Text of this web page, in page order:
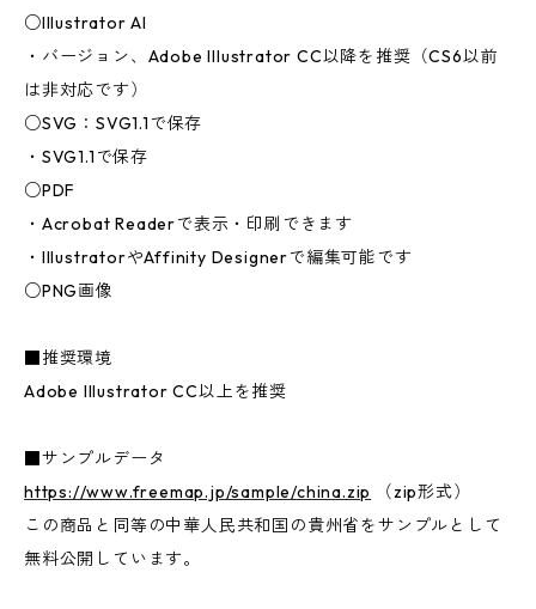
○Illustrator AI
・バージョン、Adobe Illustrator CC以降を推奨（CS6以前
は非対応です）
○SVG：SVG1.1で保存
・SVG1.1で保存
○PDF
・Acrobat Readerで表示・印刷できます
・IllustratorやAffinity Designerで編集可能です
○PNG画像
■推奨環境
Adobe Illustrator CC以上を推奨
■サンプルデータ
https://www.freemap.jp/sample/china.zip
（zip形式）
この商品と同等の中華人民共和国の貴州省をサンプルとして
無料公開しています。